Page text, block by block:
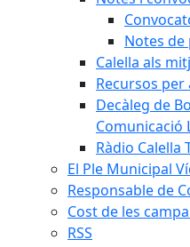
Notes de
Calella als
Recursos
Decàleg de
Comunicació
Ràdio Calella
El Ple Municipal
Responsable de
Cost de les
RSS